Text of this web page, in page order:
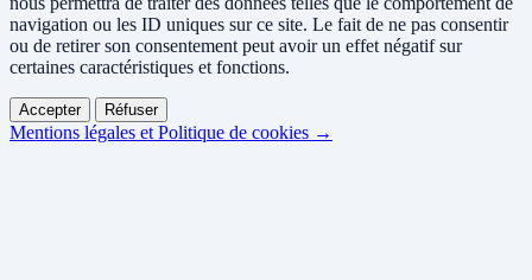
navigation ou les ID uniques sur ce site. Le fait de ne pas consentir
ou de retirer son consentement peut avoir un effet négatif sur
certaines caractéristiques et fonctions.
Accepter Réfuser
Mentions légales et Politique de cookies →